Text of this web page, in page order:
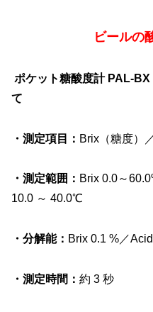
ビールの
ポケット糖酸度計 PAL-
て
・測定項目： Brix（糖度）
・測定範囲： Brix 0.0～
10.0 ～ 40.0℃
・分解能： Brix 0.1 %／
・測定時間： 約 3 秒